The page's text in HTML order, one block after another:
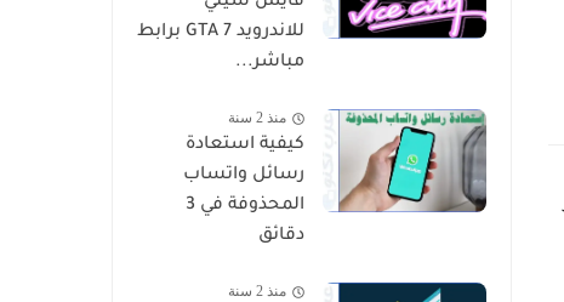
للاندرويد GTA 7 برابط
مباشر...
منذ 2 سنة
كيفية استعادة
رسائل واتساب
المحذوفة في 3
دقائق
منذ 2 سنة